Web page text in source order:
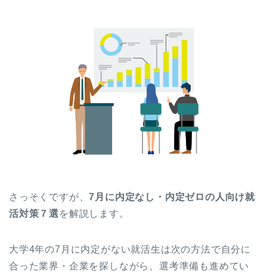
さっそくですが、7月に内定なし・内定ゼロの人向け就
活対策７選 を解説します。
大学4年の7月に内定がない就活生は次の方法で自分に
合った業界・企業を探しながら、選考準備も進めてい